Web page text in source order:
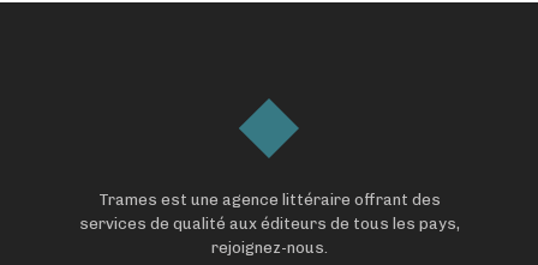
Trames est une agence littéraire offrant des
services de qualité aux éditeurs de tous les pays,
rejoignez-nous.